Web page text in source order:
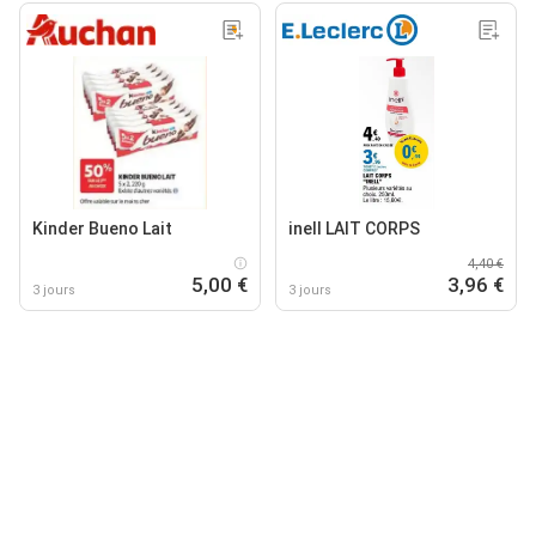
Kinder Bueno Lait
3 jours 5,00 €
inell LAIT CORPS
3 jours
4,40 €
3,96 €